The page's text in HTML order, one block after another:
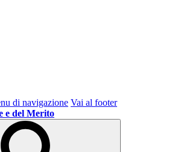
di navigazione Vai al footer
e del Merito